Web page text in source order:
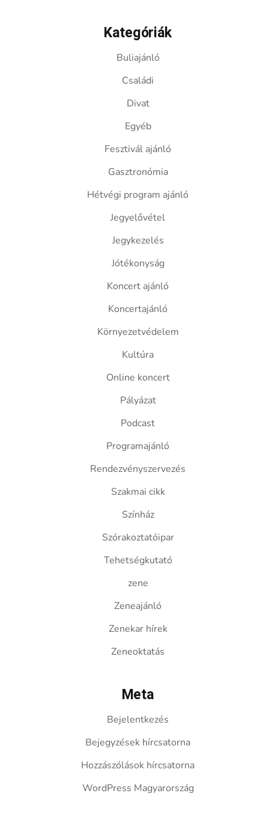
Kategóriák
Buliajánló
Családi
Divat
Egyéb
Fesztivál ajánló
Gasztronómia
Hétvégi program ajánló
Jegyelővétel
Jegykezelés
Jótékonyság
Koncert ajánló
Koncertajánló
Környezetvédelem
Kultúra
Online koncert
Pályázat
Podcast
Programajánló
Rendezvényszervezés
Szakmai cikk
Színház
Szórakoztatóipar
Tehetségkutató
zene
Zeneajánló
Zenekar hírek
Zeneoktatás
Meta
Bejelentkezés
Bejegyzések hírcsatorna
Hozzászólások hírcsatorna
WordPress Magyarország